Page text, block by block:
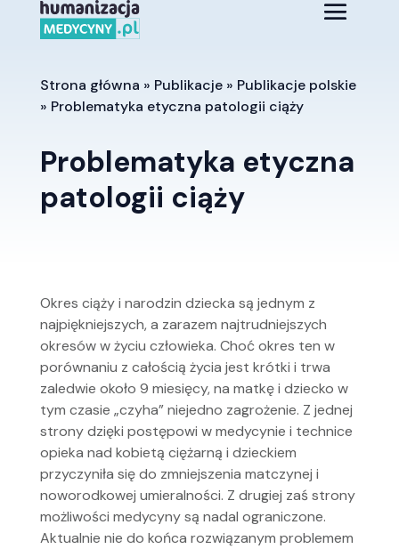
Strona główna » Publikacje» Publikacje polskie
» Problematyka etyczna patologii ciąży
Problematyka etyczna
patologii ciąży
Okres ciąży i narodzin dziecka są jednym z
najpiękniejszych, a zarazem najtrudniejszych
okresów w życiu człowieka. Choć okres ten w
porównaniu z całością życia jest krótki i trwa
zaledwie około 9 miesięcy, na matkę i dziecko w
tym czasie „czyha” niejedno zagrożenie. Z jednej
strony dzięki postępowi w medycynie i technice
opieka nad kobietą ciężarną i dzieckiem
przyczyniła się do zmniejszenia matczynej i
noworodkowej umieralności. Z drugiej zaś strony
możliwości medycyny są nadal ograniczone.
Aktualnie nie do końca rozwiązanym problemem